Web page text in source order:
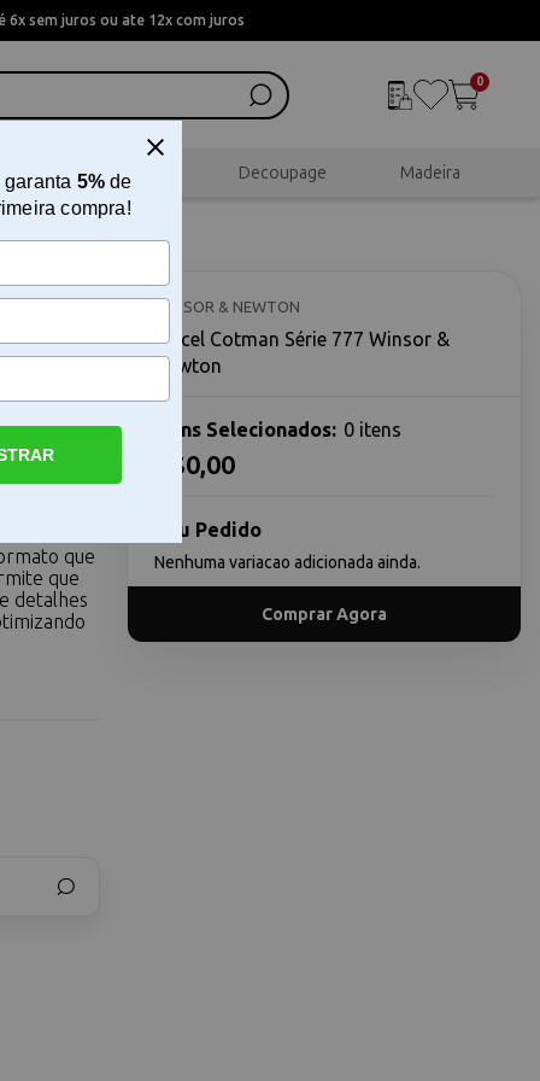
6x sem juros ou ate 12x com juros
0
Scrapbook Decoupage Madeira
Pincel
que
que
detalhes
WINSOR & NEWTON
Pincel Cotman Série 777 Winsor &
Newton
Itens Selecionados: 0 itens
R$0,00
Seu Pedido
Nenhuma variacao adicionada ainda.
Comprar Agora
5%de
compra!